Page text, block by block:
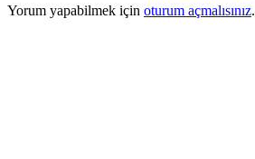
Yorum yapabilmek için oturum açmalısınız.